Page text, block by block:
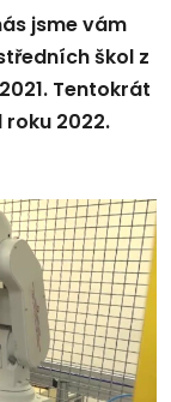
jsme vám
škol z
Tentokrát
2022.